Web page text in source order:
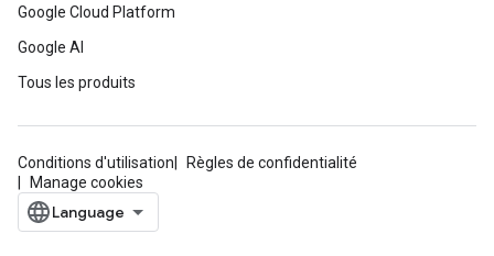
Google Cloud Platform
Google AI
Tous les produits
Conditions d'utilisation
Règles de confidentialité
Manage cookies